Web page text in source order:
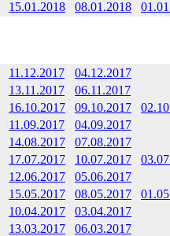
15.01.2018 08.01.2018
11.12.2017
04.12.2017
13.11.2017
06.11.2017
16.10.2017 09.10.2017
11.09.2017
04.09.2017
14.08.2017
07.08.2017
17.07.2017 10.07.2017
12.06.2017
05.06.2017
15.05.2017 08.05.2017
10.04.2017
03.04.2017
13.03.2017
06.03.2017